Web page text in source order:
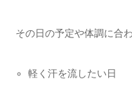
その日の予定や体調に合わ
軽く汗を流したい日